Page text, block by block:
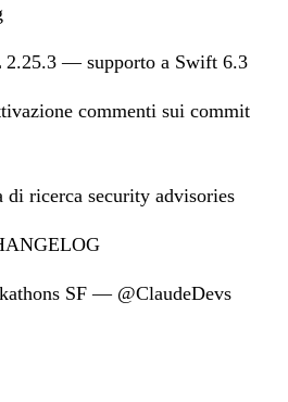
2.25.3 — supporto a Swift 6.3
commenti sui commit
ricerca security advisories
SF — @ClaudeDevs